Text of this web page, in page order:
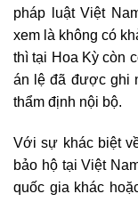
pháp luật Việt
xem là không có
thì tại Hoa Kỳ còn
án lệ đã được ghi
thẩm định nội bộ.
Với sự khác biệt
bảo hộ tại Việt
quốc gia khác